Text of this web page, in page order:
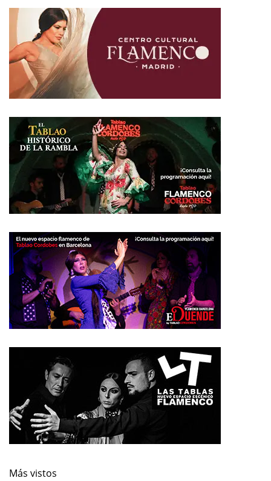
Más vistos